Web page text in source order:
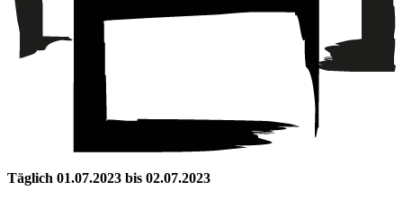
Täglich 01.07.2023 bis 02.07.2023